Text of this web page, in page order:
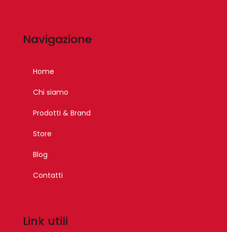
Navigazione
Home
Chi siamo
Prodotti & Brand
Store
Blog
Contatti
Link utili